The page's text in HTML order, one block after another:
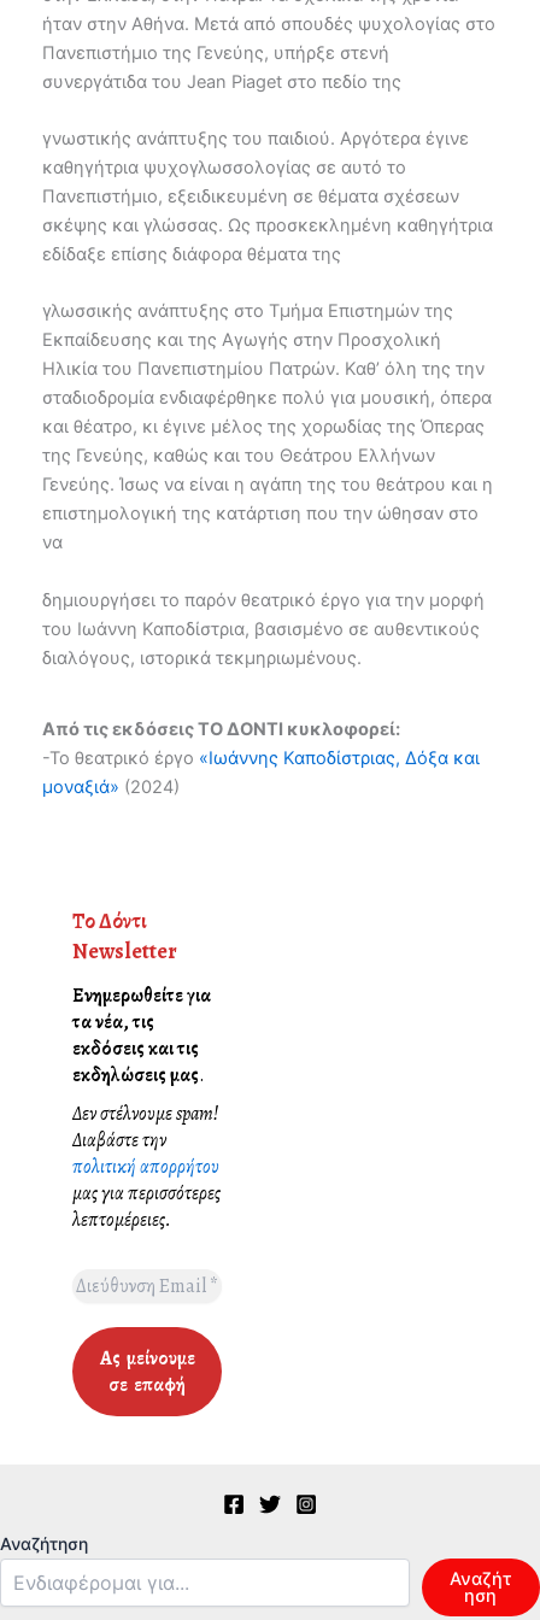
ήταν στην Αθήνα. Μετά από σπουδές ψυχολογίας στο
Πανεπιστήμιο της Γενεύης, υπήρξε στενή
συνεργάτιδα του Jean Piaget στο πεδίο της
γνωστικής ανάπτυξης του παιδιού. Αργότερα έγινε
καθηγήτρια ψυχογλωσσολογίας σε αυτό το
Πανεπιστήμιο, εξειδικευμένη σε θέματα σχέσεων
σκέψης και γλώσσας. Ως προσκεκλημένη καθηγήτρια
εδίδαξε επίσης διάφορα θέματα της
γλωσσικής ανάπτυξης στο Τμήμα Επιστημών της
Εκπαίδευσης και της Αγωγής στην Προσχολική
Ηλικία του Πανεπιστημίου Πατρών. Καθ’ όλη της την
σταδιοδρομία ενδιαφέρθηκε πολύ για μουσική, όπερα
και θέατρο, κι έγινε μέλος της χορωδίας της Όπερας
της Γενεύης, καθώς και του Θεάτρου Ελλήνων
Γενεύης. Ίσως να είναι η αγάπη της του θεάτρου και η
επιστημολογική της κατάρτιση που την ώθησαν στο
να
δημιουργήσει το παρόν θεατρικό έργο για την μορφή
του Ιωάννη Καποδίστρια, βασισμένο σε αυθεντικούς
διαλόγους, ιστορικά τεκμηριωμένους.
Από τις εκδόσεις ΤΟ ΔΟΝΤΙ κυκλοφορεί:
-Το θεατρικό έργο «Ιωάννης Καποδίστριας, Δόξα και
μοναξιά» (2024)
Το Δόντι
Newsletter
Ενημερωθείτε για
τα νέα, τις
εκδόσεις και τις
εκδηλώσεις μας.
Δεν στέλνουμε spam!
Διαβάστε την
πολιτική απορρήτου
μας για περισσότερες
λεπτομέρειες.
Αναζήτηση
Αναζήτ
ηση